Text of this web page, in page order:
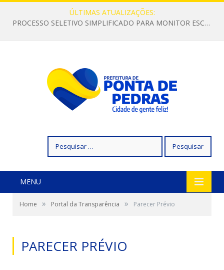
ÚLTIMAS ATUALIZAÇÕES:
PROCESSO SELETIVO SIMPLIFICADO PARA MONITOR ESCOLAR
por:
MENU
Home » Portal da Transparência » Parecer Prévio
PARECER PRÉVIO